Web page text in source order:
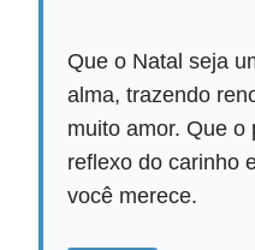
Que o Natal seja
alma, trazendo
muito amor. Que o
reflexo do carinho
você merece.